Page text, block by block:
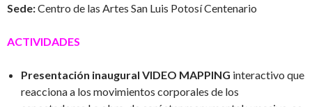
Sede:Centro de las Artes San Luis Potosí Centenario
ACTIVIDADES
Presentación inaugural VIDEO MAPPING interactivo que
reacciona a los movimientos corporales de los